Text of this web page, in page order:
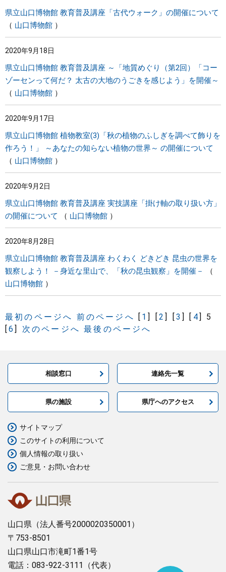
県立山口博物館 教育普及講座「古代ウォーク」の開催について
山口博物館
2020年9月18日
県立山口博物館 教育普及講座 ～「地質めぐり（第2回）「コー
ゾーセンって何だ？ 太古の大地のうごきを感じよう」を開催～
山口博物館
2020年9月17日
県立山口博物館 植物教室(3)「秋の植物のふしぎを調べて飾りを
作ろう！」 ～あなたの知らない植物の世界～ の開催について
山口博物館
2020年9月2日
県立山口博物館 教育普及講座 実技講座「掛け軸の取り扱い方」
の開催について
山口博物館
2020年8月28日
県立山口博物館 教育普及講座 わくわく どきどき 昆虫の世界を
観察しよう！ －身近な里山で、「秋の昆虫観察」を開催－
山口博物館
最初のページへ 前のページへ [ 1] [2] [3] [ 4]
5
[6] 次のページへ 最後のページへ
相談窓口 連絡先一覧
県の施設 県庁へのアクセス
山口県 （法人番号2000020350001）
〒753-8501
山口県山口市滝町1番1号
電話：083-922-3111（代表）
サイトマップ
このサイトの利用について
個人情報の取り扱い
ご意見・お問い合わせ